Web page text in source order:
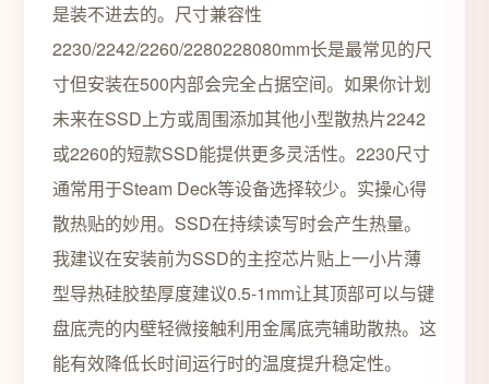
是装不进去的。尺寸兼容性
2230/2242/2260/2280228080mm长是最常见的尺
寸但安装在500内部会完全占据空间。如果你计划
未来在SSD上方或周围添加其他小型散热片2242
或2260的短款SSD能提供更多灵活性。2230尺寸
通常用于Steam Deck等设备选择较少。实操心得
散热贴的妙用。SSD在持续读写时会产生热量。
我建议在安装前为SSD的主控芯片贴上一小片薄
型导热硅胶垫厚度建议0.5-1mm让其顶部可以与键
盘底壳的内壁轻微接触利用金属底壳辅助散热。这
能有效降低长时间运行时的温度提升稳定性。